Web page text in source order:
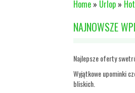
Home » Urlop »
NAJNOWSZE
Najlepsze oferty
Wyjątkowe upominki
bliskich.